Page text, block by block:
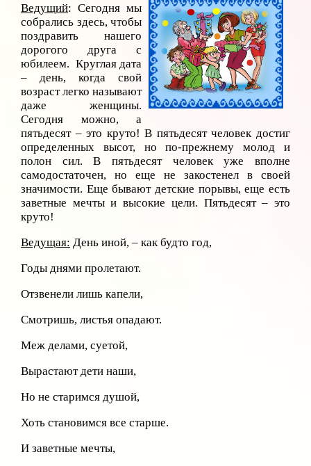
Ведущий: Сегодня мы
собрались здесь, чтобы
поздравить нашего
дорогого друга с
юбилеем. Круглая дата
– день, когда свой
возраст легко называют
даже женщины.
Сегодня можно, а
пятьдесят – это круто! В пятьдесят человек достиг
определенных высот, но по-прежнему молод и
полон сил. В пятьдесят человек уже вполне
самодостаточен, но еще не закостенел в своей
значимости. Еще бывают детские порывы, еще есть
заветные мечты и высокие цели. Пятьдесят – это
круто!
Ведущая: День иной, – как будто год,
Годы днями пролетают.
Отзвенели лишь капели,
Смотришь, листья опадают.
Меж делами, суетой,
Вырастают дети наши,
Но не старимся душой,
Хоть становимся все старше.
И заветные мечты,